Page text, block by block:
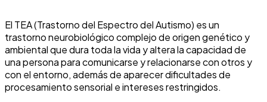
El TEA (Trastorno del Espectro del Autismo) es un
trastorno neurobiológico complejo de origen genético y
ambiental que dura toda la vida y altera la capacidad de
una persona para comunicarse y relacionarse con otros y
con el entorno, además de aparecer dificultades de
procesamiento sensorial e intereses restringidos.